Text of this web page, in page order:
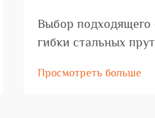
Выбор подходящего
гибки стальных
характеристик,
Просмотреть больше